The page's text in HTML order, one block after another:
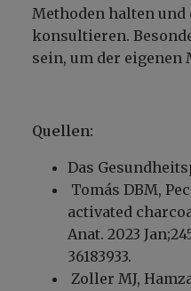
Methoden halten und
konsultieren.
sein, um der eigenen
Quellen:
Das
Tomás DBM,
activated
Anat. 2023
36183933.
Zoller MJ,